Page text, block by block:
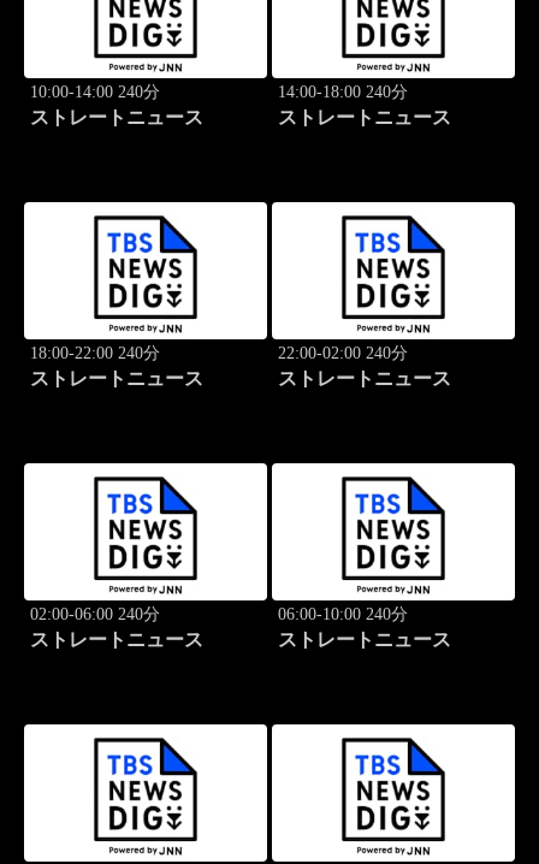
10:00-14:00 240分
ストレートニュース
14:00-18:00 240分
ストレートニュース
18:00-22:00 240分
ストレートニュース
22:00-02:00 240分
ストレートニュース
02:00-06:00 240分
ストレートニュース
06:00-10:00 240分
ストレートニュース